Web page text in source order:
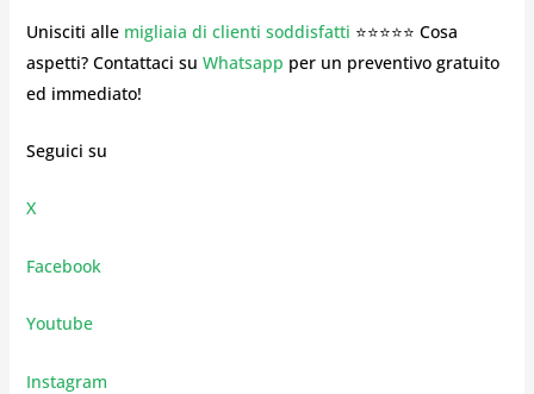
Unisciti alle migliaia di clienti soddisfatti ⭐⭐⭐⭐⭐ Cosa
aspetti? Contattaci su Whatsapp per un preventivo gratuito
ed immediato!
Seguici su
X
Facebook
Youtube
Instagram